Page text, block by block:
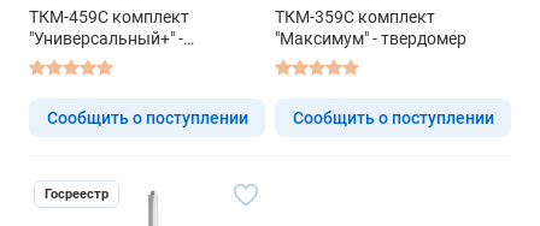
ТКМ-459C комплект
"Универсальный+" -
твердомер
Сообщить о поступлении
ТКМ-359C комплект
"Максимум" - твердомер
Сообщить о поступлении
Госреестр